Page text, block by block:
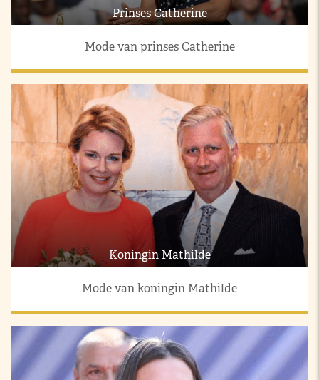
Prinses Catherine
Mode van prinses Catherine
Koningin Mathilde
Mode van koningin Mathilde